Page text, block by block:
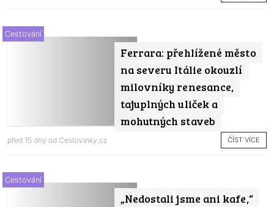
Ferrara: přehlížené město
na severu Itálie okouzlí
milovníky renesance,
tajuplných uliček a
mohutných staveb
Cestování
před 15 dny od Cestovinky.cz ČÍST VÍCE
„Nedostali jsme ani kafe,“
Cestování